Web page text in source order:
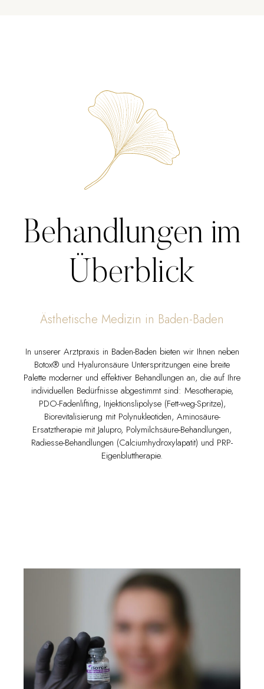
Behandlungen im
Überblick
Ästhetische Medizin in Baden-Baden
In unserer Arztpraxis in Baden-Baden bieten wir Ihnen neben
Botox® und Hyaluronsäure Unterspritzungen eine breite
Palette moderner und effektiver Behandlungen an, die auf Ihre
individuellen Bedürfnisse abgestimmt sind: Mesotherapie,
PDO-Fadenlifting, Injektionslipolyse (Fett-weg-Spritze),
Biorevitalisierung mit Polynukleotiden, Aminosäure-
Ersatztherapie mit Jalupro, Polymilchsäure-Behandlungen,
Radiesse-Behandlungen (Calciumhydroxylapatit) und PRP-
Eigenbluttherapie.